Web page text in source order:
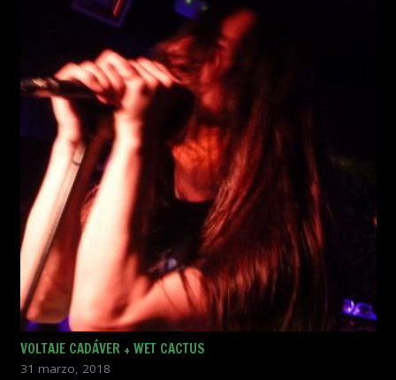
VOLTAJE CADÁVER + WET CACTUS
31 marzo, 2018